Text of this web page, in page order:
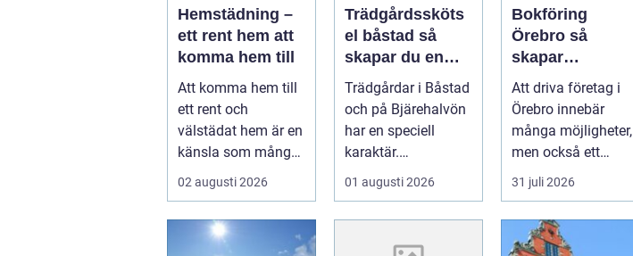
Hemstädning –
ett rent hem att
komma hem till
Att komma hem till
ett rent och
välstädat hem är en
känsla som många
02 augusti 2026
Trädgårdssköts
el båstad så
skapar du en
hållbar och
vacker trädgård
på bjäre
Trädgårdar i Båstad
och på Bjärehalvön
har en speciell
karaktär.
Kombinationen av
närheten till have...
01 augusti 2026
Bokföring
Örebro så
skapar
företagare
tryggare
ekonomi
Att driva företag i
Örebro innebär
många möjligheter,
men också ett
tydligt ansvar:
ekonomin måste v...
31 juli 2026